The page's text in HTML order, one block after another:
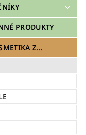
PRODUKTY
Z...